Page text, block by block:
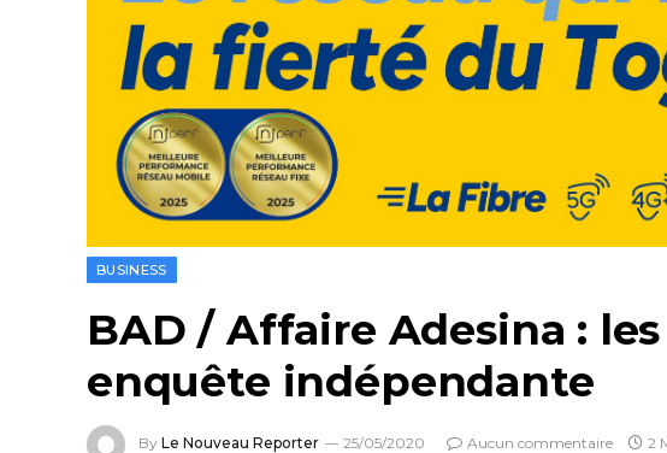
BUSINESS
BAD / Affaire Adesina :
enquête indépendante
By Le Nouveau Reporter 25/05/2020 Aucun commentaire 2